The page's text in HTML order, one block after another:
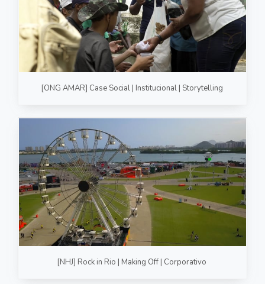
[ONG AMAR] Case Social | Institucional | Storytelling
[NHJ] Rock in Rio | Making Off | Corporativo